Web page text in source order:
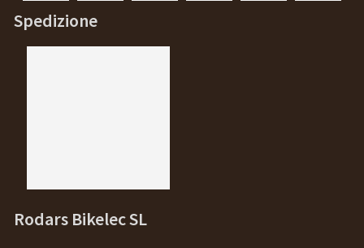
Spedizione
Rodars Bikelec SL